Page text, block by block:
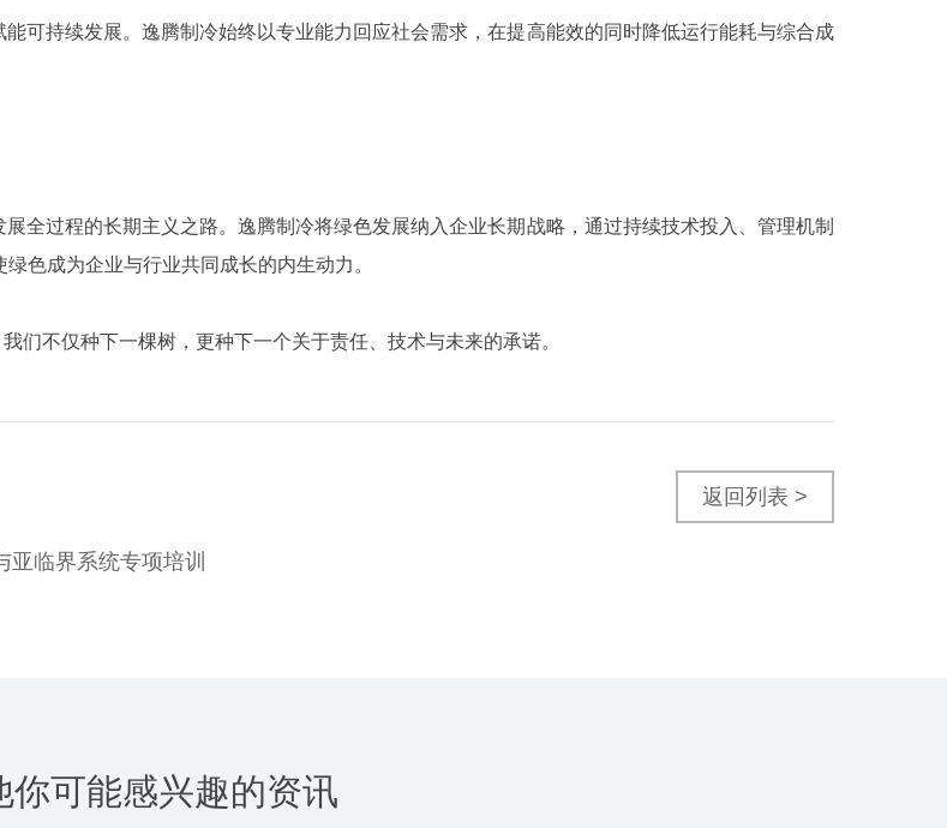
可持续发展。逸腾制冷始终以专业能力回应社会需求，在提高能效的同时降低运行能耗与综合成
全过程的长期主义之路。逸腾制冷将绿色发展纳入企业长期战略，通过持续技术投入、管理机制
色成为企业与行业共同成长的内生动力。
们不仅种下一棵树，更种下一个关于责任、技术与未来的承诺。
亚临界系统专项培训
返回列表 >
你可能感兴趣的资讯